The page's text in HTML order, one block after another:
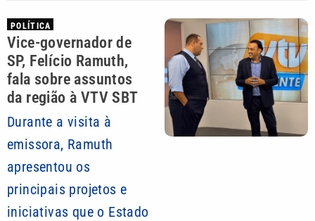
POLÍTICA
Vice-governador de
SP, Felício Ramuth,
fala sobre assuntos
da região à VTV SBT
Durante a visita à
emissora, Ramuth
apresentou os
principais projetos e
iniciativas que o Estado